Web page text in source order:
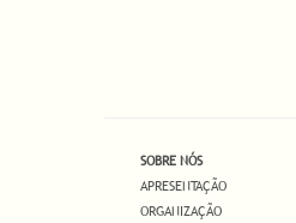
SOBRE NÓS
APRESENTAÇÃO
ORGANIZAÇÃO